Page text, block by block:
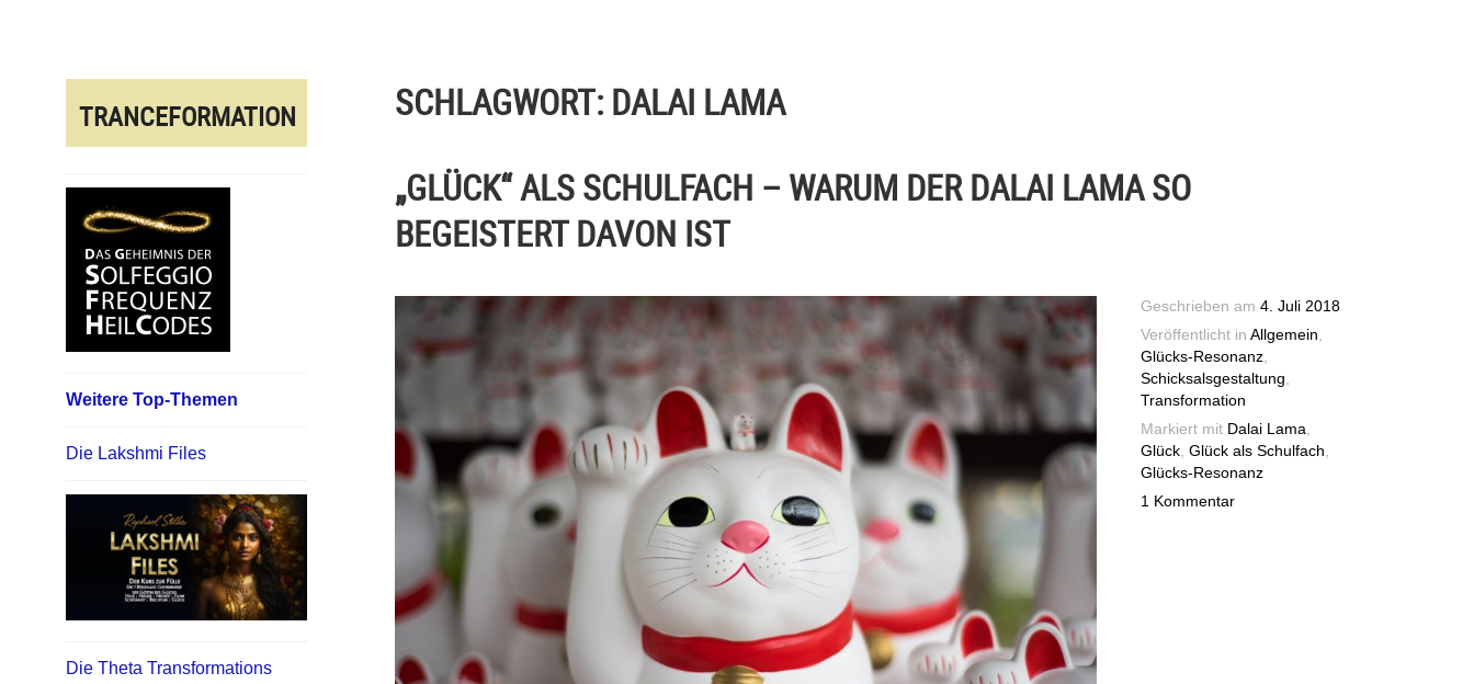
TRANCEFORMATION
Weitere Top-Themen
Die Lakshmi Files
Die Theta Transformations
SCHLAGWORT: DALAI LAMA
„GLÜCK“ ALS SCHULFACH – WARUM DER DALAI LAMA SO
BEGEISTERT DAVON IST
Geschrieben am4. Juli 2018
Veröffentlicht inAllgemein
Glücks-Resonanz
Schicksalsgestaltung
Transformation
Markiert mit Dalai Lama
Glück ,Glück als Schulfach
Glücks-Resonanz
1 Kommentar